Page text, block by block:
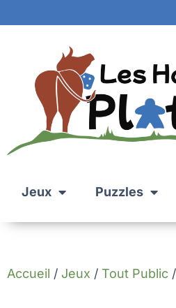
Jeux Puzzles
Accueil / Jeux / Tout Public